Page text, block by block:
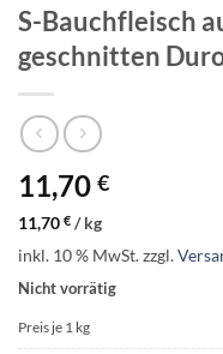
S-Bauchfleisch
geschnitten
11,70 €
11,70 € /kg
inkl. 10 % MwSt.zzgl.
Nicht vorrätig
Preis je 1 kg